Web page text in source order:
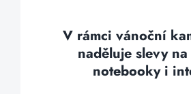
V rámci vánoční
naděluje slevy
notebooky i